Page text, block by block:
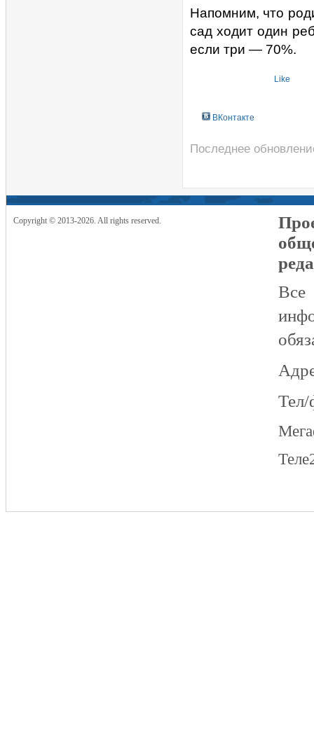
Напомним, что
сад ходит один
если три — 70%.
Like
ВКонтакте
Последнее
Copyright © 2013-2026. All rights reserved.